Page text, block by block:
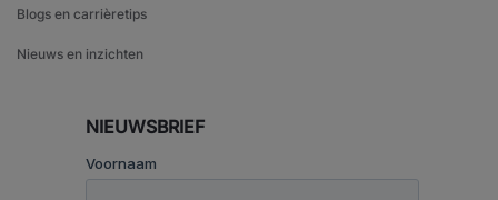
Blogs en carrièretips
Nieuws en inzichten
NIEUWSBRIEF